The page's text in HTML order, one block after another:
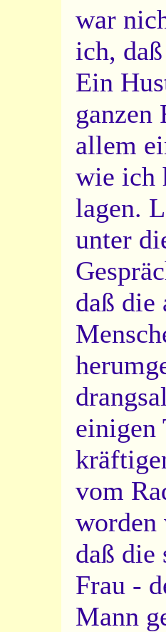
war
ich,
Ein
ganzen
allem
wie ich
lagen.
unter
daß die
einigen
vom
worden
daß die
Frau -
Mann